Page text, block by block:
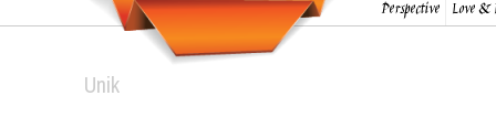
Perspective Love
Unik